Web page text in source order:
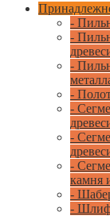
-
-
-
-
-
-
-
камня
-
-